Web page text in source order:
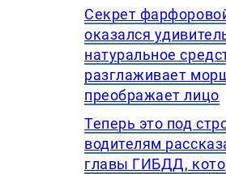
Секрет
оказался
натуральное
разглаживает
преображает лицо
Теперь это под
водителям
главы ГИБДД,